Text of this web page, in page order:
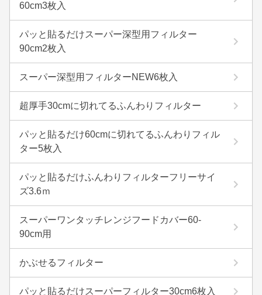
60cm3枚入
パッと貼るだけスーパー深型用フィルター
90cm2枚入
スーパー深型用フィルターNEW6枚入
超厚手30cmに切れてるふんわりフィルター
パッと貼るだけ60cmに切れてるふんわりフィル
ター5枚入
パッと貼るだけふんわりフィルターフリーサイ
ズ3.6ｍ
スーパーワンタッチレンジフードカバー60-
90cm用
かぶせるフィルター
パッと貼るだけスーパーフィルター30cm6枚入